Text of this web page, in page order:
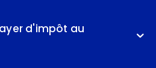
d'impôt au